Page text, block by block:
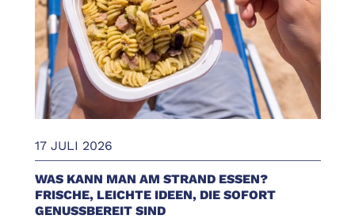
17 JULI 2026
WAS KANN MAN AM STRAND ESSEN?
FRISCHE, LEICHTE IDEEN, DIE SOFORT
GENUSSBEREIT SIND